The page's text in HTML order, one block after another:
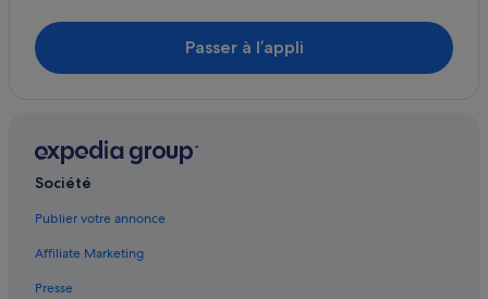
Nordkapp : hôtels
Nordkapp : Complexes hôteliers
Sør-Varanger : hôtels
Sør-Varanger : Lodges
Tana : Appart’hôtels
Tana : Maison d’hôtes
Tana : hôtels Hôtels pas chers
Passer à l’appli
Société
Publier votre annonce
Affiliate Marketing
Presse